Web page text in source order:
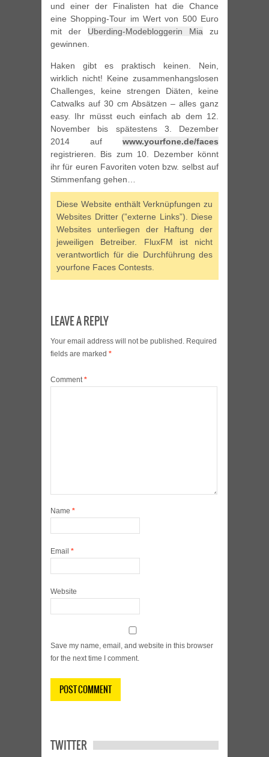
und einer der Finalisten hat die Chance
eine Shopping-Tour im Wert von 500 Euro
mit der Uberding-Modebloggerin Mia zu
gewinnen.
Haken gibt es praktisch keinen. Nein,
wirklich nicht! Keine zusammenhangslosen
Challenges, keine strengen Diäten, keine
Catwalks auf 30 cm Absätzen – alles ganz
easy. Ihr müsst euch einfach ab dem 12.
November bis spätestens 3. Dezember
2014 auf www.yourfone.de/faces
registrieren. Bis zum 10. Dezember könnt
ihr für euren Favoriten voten bzw. selbst auf
Stimmenfang gehen…
Diese Website enthält Verknüpfungen zu
Websites Dritter (”externe Links”). Diese
Websites unterliegen der Haftung der
jeweiligen Betreiber. FluxFM ist nicht
verantwortlich für die Durchführung des
yourfone Faces Contests.
LEAVE A REPLY
Your email address will not be published. Required
fields are marked *
Comment *
Name *
Email *
Website
Save my name, email, and website in this browser
for the next time I comment.
TWITTER